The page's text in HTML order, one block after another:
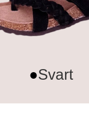
●Svart